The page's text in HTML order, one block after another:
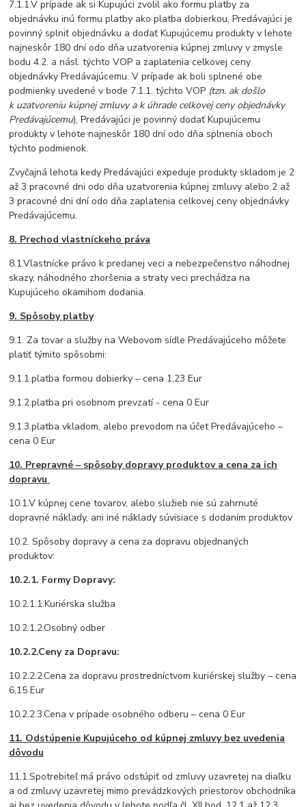
7.1.1.V prípade ak si Kupujúci zvolil ako formu platby za
objednávku inú formu platby ako platba dobierkou, Predávajúci je
povinný splniť objednávku a dodať Kupujúcemu produkty v lehote
najneskôr 180 dní odo dňa uzatvorenia kúpnej zmluvy v zmysle
bodu 4.2. a násl. týchto VOP a zaplatenia celkovej ceny
objednávky Predávajúcemu. V prípade ak boli splnené obe
podmienky uvedené v bode 7.1.1. týchto VOP (tzn. ak došlo
k uzatvoreniu kúpnej zmluvy a k úhrade celkovej ceny objednávky
Predávajúcemu), Predávajúci je povinný dodať Kupujúcemu
produkty v lehote najneskôr 180 dní odo dňa splnenia oboch
týchto podmienok.
Zvyčajná lehota kedy Predávajúci expeduje produkty skladom je 2
až 3 pracovné dni odo dňa uzatvorenia kúpnej zmluvy alebo 2 až
3 pracovné dni dní odo dňa zaplatenia celkovej ceny objednávky
Predávajúcemu.
8. Prechod vlastníckeho práva
8.1.Vlastnícke právo k predanej veci a nebezpečenstvo náhodnej
skazy, náhodného zhoršenia a straty veci prechádza na
Kupujúceho okamihom dodania.
9. Spôsoby platby
9.1. Za tovar a služby na Webovom sídle Predávajúceho môžete
platiť týmito spôsobmi:
9.1.1.platba formou dobierky – cena 1,23 Eur
9.1.2.platba pri osobnom prevzatí - cena 0 Eur
9.1.3.platba vkladom, alebo prevodom na účet Predávajúceho –
cena 0 Eur
10. Prepravné – spôsoby dopravy produktov a cena za ich
dopravu
10.1.V kúpnej cene tovarov, alebo služieb nie sú zahrnuté
dopravné náklady, ani iné náklady súvisiace s dodaním produktov
10.2. Spôsoby dopravy a cena za dopravu objednaných
produktov:
10.2.1. Formy Dopravy:
10.2.1.1.Kuriérska služba
10.2.1.2.Osobný odber
10.2.2.Ceny za Dopravu:
10.2.2.2.Cena za dopravu prostredníctvom kuriérskej služby – cena
6,15 Eur
10.2.2.3.Cena v prípade osobného odberu – cena 0 Eur
11. Odstúpenie Kupujúceho od kúpnej zmluvy bez uvedenia
dôvodu
11.1.Spotrebiteľ má právo odstúpiť od zmluvy uzavretej na diaľku
a od zmluvy uzavretej mimo prevádzkových priestorov obchodníka